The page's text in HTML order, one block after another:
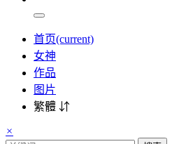
首页(current)
女神
作品
图片
繁體 ⇵
×